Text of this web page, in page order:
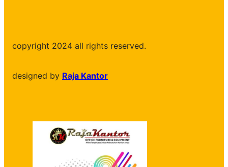
copyright 2024 all rights reserved.
designed by Raja Kantor